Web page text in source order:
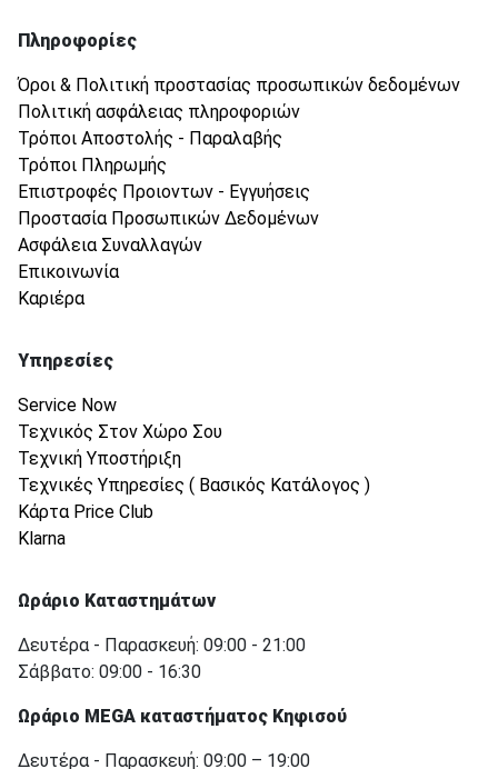
Πληροφορίες
Όροι & Πολιτική προστασίας προσωπικών δεδομένων
Πολιτική ασφάλειας πληροφοριών
Τρόποι Αποστολής - Παραλαβής
Τρόποι Πληρωμής
Επιστροφές Προιοντων - Εγγυήσεις
Προστασία Προσωπικών Δεδομένων
Ασφάλεια Συναλλαγών
Επικοινωνία
Καριέρα
Υπηρεσίες
Service Now
Τεχνικός Στον Χώρο Σου
Τεχνική Υποστήριξη
Τεχνικές Υπηρεσίες ( Βασικός Κατάλογος )
Κάρτα Price Club
Klarna
Ωράριο Καταστημάτων
Δευτέρα - Παρασκευή: 09:00 - 21:00
Σάββατο: 09:00 - 16:30
Ωράριο MEGA καταστήματος Κηφισού
Δευτέρα - Παρασκευή: 09:00 – 19:00